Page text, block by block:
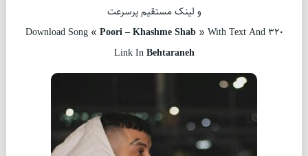
و لینک مستقیم پرسرعت
Download Song « Poori – Khashme Shab» With Text And 320
Link InBehtaraneh